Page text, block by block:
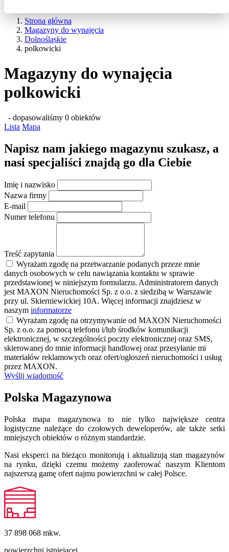
Strona główna
Magazyny do wynajęcia
Dolnośląskie
polkowicki
Magazyny do wynajęcia
polkowicki
- dopasowaliśmy 0 obiektów
Lista Mapa
Napisz nam jakiego magazynu szukasz, a
nasi specjaliści znajdą go dla Ciebie
Imię i nazwisko
Nazwa firmy
E-mail
Numer telefonu
Treść zapytania
Wyrażam zgodę na przetwarzanie podanych przeze mnie
danych osobowych w celu nawiązania kontaktu w sprawie
przedstawionej w niniejszym formularzu. Administratorem danych
jest MAXON Nieruchomości Sp. z o.o. z siedzibą w Warszawie
przy ul. Skierniewickiej 10A. Więcej informacji znajdziesz w
naszym informatorze
Wyrażam zgodę na otrzymywanie od MAXON Nieruchomości
Sp. z o.o. za pomocą telefonu i/lub środków komunikacji
elektronicznej, w szczególności poczty elektronicznej oraz SMS,
skierowanej do mnie informacji handlowej oraz przesyłanie mi
materiałów reklamowych oraz ofert/ogłoszeń nieruchomości i usług
przez MAXON.
Wyślij wiadomość
Polska Magazynowa
Polska mapa magazynowa to nie tylko największe centra
logistyczne należące do czołowych deweloperów, ale także setki
mniejszych obiektów o różnym standardzie.
Nasi eksperci na bieżąco monitorują i aktualizują stan magazynów
na rynku, dzięki czemu możemy zaoferować naszym Klientom
najszerszą gamę ofert najmu powierzchni w całej Polsce.
37 898 068 mkw.
powierzchni istniejącej